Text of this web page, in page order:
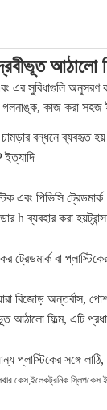
আঠালো
এর সুবিধাগুলি
গলনাঙ্ক, কাজ করা সহজ
চামড়ার বন্ধনে ব্যবহৃত
এবং পিভিসি ট্রেডমার্ক
h ব্যবহার করা হয়
ট্রেডমার্ক বা
বিজোড় অন্তর্বাস,
আঠালো ফিল্ম, এটি
সঙ্গে লাঠি,
কেস,ইলেকট্রনিক স্লিপকেস